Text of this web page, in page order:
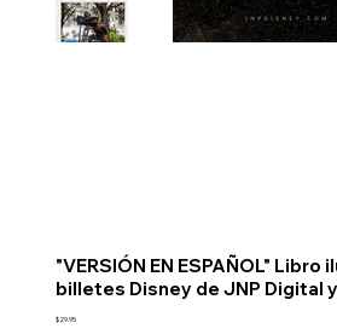
"VERSIÓN EN ESPAÑOL" Libro
billetes Disney de JNP Digital
Price
$29.95